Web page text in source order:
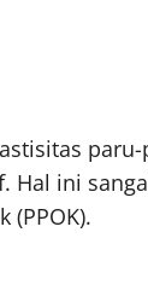
paru-
Hal ini